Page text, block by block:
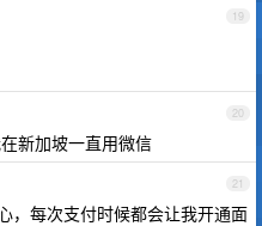
19
20
新加坡一直用微信
21
，每次支付时候都会让我开通面